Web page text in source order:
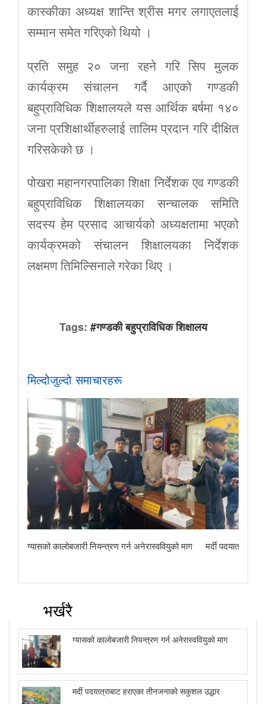
कास्कीका अध्यक्ष शान्ति श्रीस मगर लगाएतलाई
सम्मान समेत गरिएको थियो ।
प्रति समुह २० जना रहने गरि सिप मुलक
कार्यक्रम संचालन गर्दै आएको गण्डकी
बहुप्राविधिक शिक्षालयले यस आर्थिक बर्षमा १४०
जना प्रशिक्षार्थीहरुलाई तालिम प्रदान गरि दीक्षित
गरिसकेको छ ।
पोखरा महानगरपालिका शिक्षा निर्देशक एव गण्डकी
बहुप्राविधिक शिक्षालयका सन्चालक समिति
सदस्य हेम प्रसाद आचार्यको अध्यक्षतामा भएको
कार्यक्रमको संचालन शिक्षालयका निर्देशक
लक्षमण तिमिल्सिनाले गरेका थिए ।
Tags: #गण्डकी बहुप्राविधिक शिक्षालय
मिल्दोजुल्दो समाचारहरू
ग्यासको कालोबजारी नियन्त्रण गर्न अनेरास्ववियुको माग मर्दी
भर्खरै
ग्यासको कालोबजारी नियन्त्रण गर्न अनेरास्ववियुको माग
मर्दी पदयात्राबाट हराएका तीनजनाको सकुशल उद्धार